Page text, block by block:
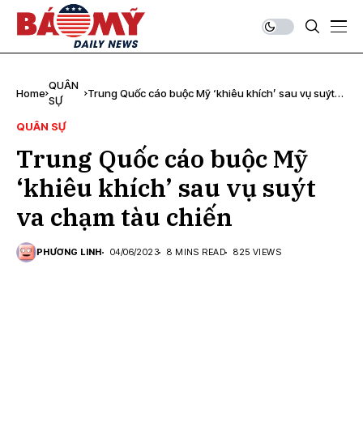
Home
QUÂN
SỰ
Trung Quốc cáo buộc Mỹ ‘khiêu khích’ sau vụ suýt
QUÂN SỰ
Trung Quốc cáo buộc Mỹ
‘khiêu khích’ sau vụ suýt
va chạm tàu ​​chiến
PHƯƠNG LINH 04/06/2023 8 MINS READ 825 VIEWS